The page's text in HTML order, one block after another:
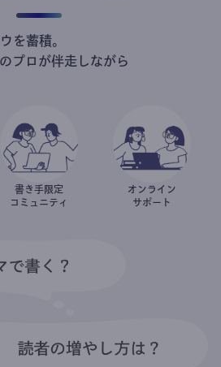
を蓄積。
プロが伴走しながら
書き手限定
コミュニティ
オンライン
サポート